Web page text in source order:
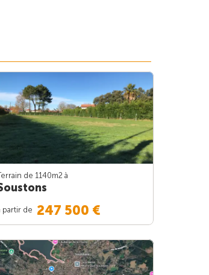
de 1140m2 à
partir de 247 500 €